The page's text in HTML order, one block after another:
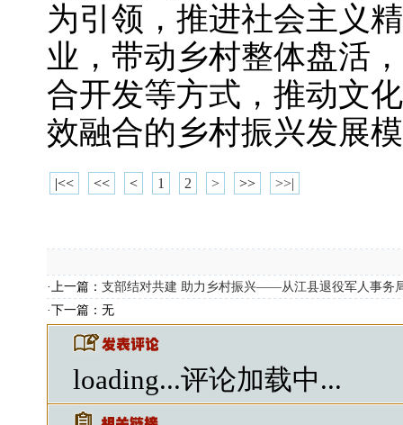
为引领，推进社会主义
业，带动乡村整体盘活
合开发等方式，推动文
效融合的乡村振兴发展
|<< << < 1 2 > >> >>|
·上一篇： 支部结对共建 助力乡村振兴——从江县退役军人事务
·下一篇：无
loading...评论加载中...